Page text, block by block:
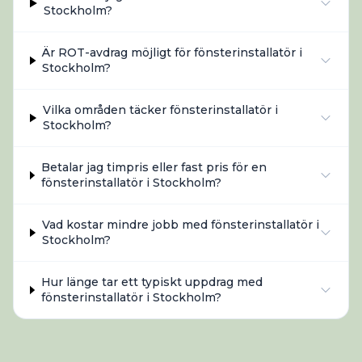
Stockholm?
Är ROT-avdrag möjligt för fönsterinstallatör i
Stockholm?
Vilka områden täcker fönsterinstallatör i
Stockholm?
Betalar jag timpris eller fast pris för en
fönsterinstallatör i Stockholm?
Vad kostar mindre jobb med fönsterinstallatör i
Stockholm?
Hur länge tar ett typiskt uppdrag med
fönsterinstallatör i Stockholm?